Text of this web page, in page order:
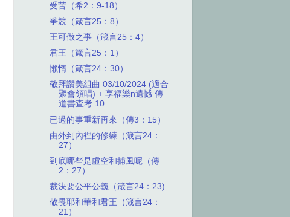
受苦（希2：9-18）
爭競（箴言25：8）
王可做之事（箴言25：4）
君王（箴言25：1）
懶惰（箴言24：30）
敬拜讚美組曲 03/10/2024 (適合
聚會領唱) + 享福樂n遺憾 傳
道書查考 10
已過的事重新再來（傳3：15）
由外到內裡的修練（箴言24：
27）
到底哪些是虛空和捕風呢（傳
2：27）
裁決要公平公義（箴言24：23)
敬畏耶和華和君王（箴言24：
21）